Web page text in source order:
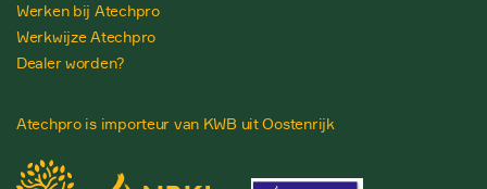
Werken bij Atechpro
Werkwijze Atechpro
Dealer worden?
Atechpro is importeur van KWB uit Oostenrijk